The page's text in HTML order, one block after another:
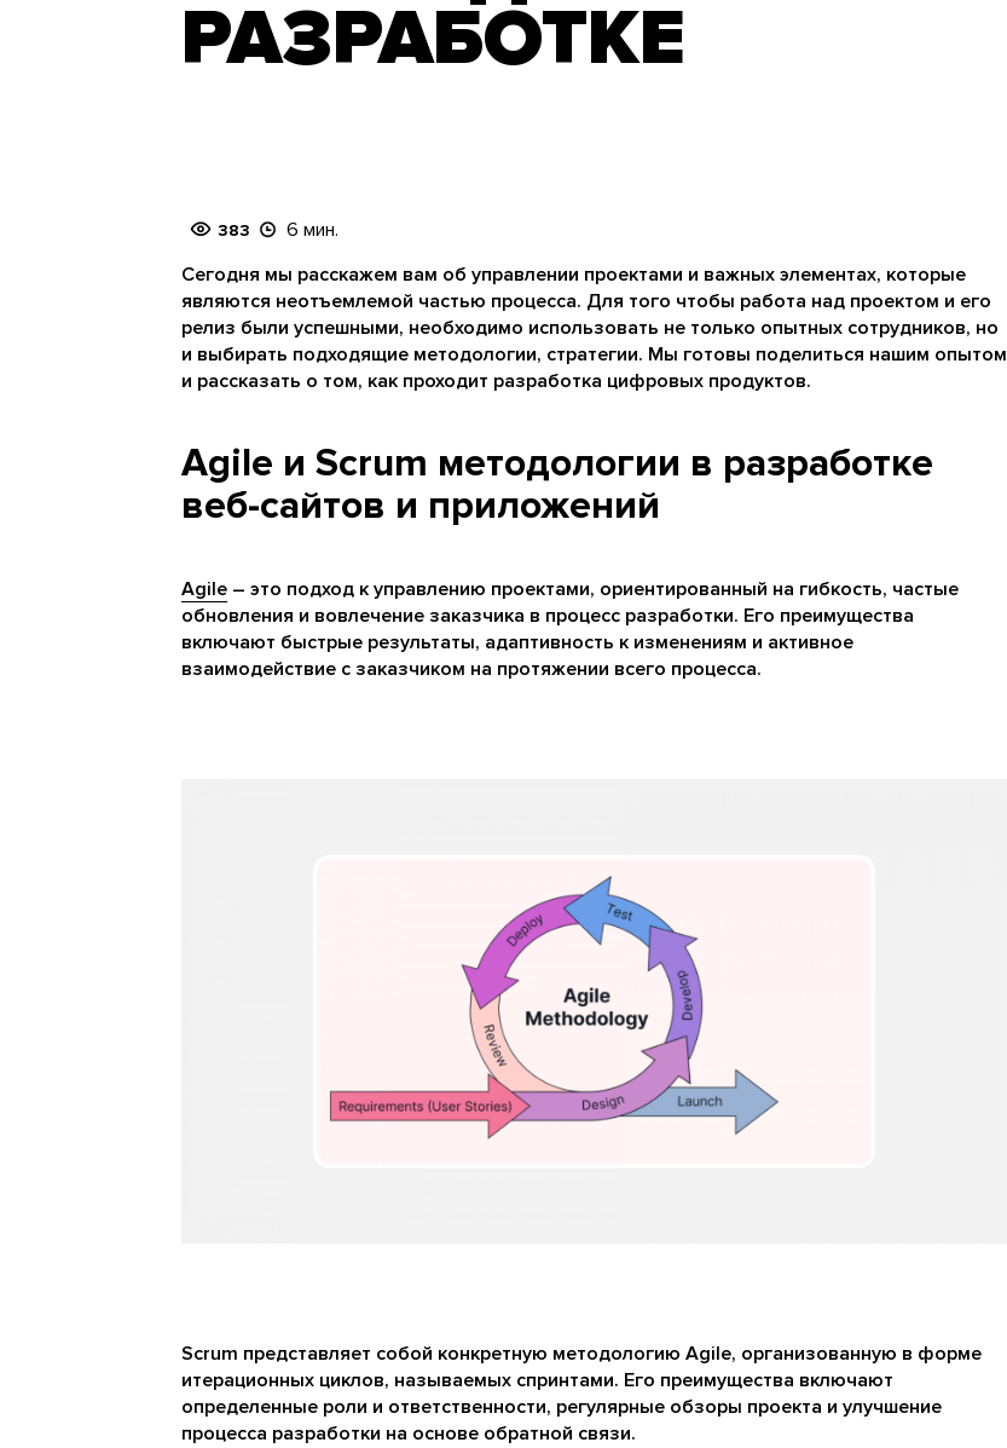
РАЗРАБОТКЕ
383 6 мин.
Сегодня мы расскажем вам об управлении проектами и важных элементах, которые
являются неотъемлемой частью процесса. Для того чтобы работа над проектом и его
релиз были успешными, необходимо использовать не только опытных сотрудников, но
и выбирать подходящие методологии, стратегии. Мы готовы поделиться нашим опытом
и рассказать о том, как проходит разработка цифровых продуктов.
Agile и Scrum методологии в разработке
веб-сайтов и приложений
Agile – это подход к управлению проектами, ориентированный на гибкость, частые
обновления и вовлечение заказчика в процесс разработки. Его преимущества
включают быстрые результаты, адаптивность к изменениям и активное
взаимодействие с заказчиком на протяжении всего процесса.
Scrum представляет собой конкретную методологию Agile, организованную в форме
итерационных циклов, называемых спринтами. Его преимущества включают
определенные роли и ответственности, регулярные обзоры проекта и улучшение
процесса разработки на основе обратной связи.